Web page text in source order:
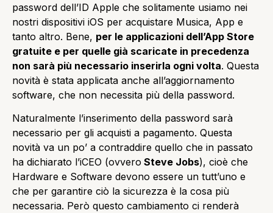
password dell’ID Apple che solitamente usiamo nei
nostri dispositivi iOS per acquistare Musica, App e
tanto altro. Bene, per le applicazioni dell’App Store
gratuite e per quelle già scaricate in precedenza
non sarà più necessario inserirla ogni volta. Questa
novità è stata applicata anche all’aggiornamento
software, che non necessita più della password.
Naturalmente l’inserimento della password sarà
necessario per gli acquisti a pagamento. Questa
novità va un po’ a contraddire quello che in passato
ha dichiarato l’iCEO (ovvero Steve Jobs), cioè che
Hardware e Software devono essere un tutt’uno e
che per garantire ciò la sicurezza è la cosa più
necessaria. Però questo cambiamento ci renderà